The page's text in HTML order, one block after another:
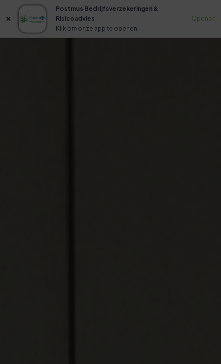
Postmus Bedrijfsverzekeringen &
Risicoadvies
Klik om onze app te openen
Openen